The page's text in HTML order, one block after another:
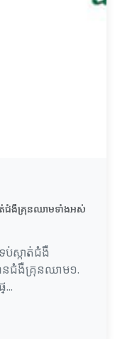
ត់ជំងឺគ្រុនឈាមទាំងអស់
ប់ស្កាត់ជំងឺ
ានជំងឺគ្រុនឈាម១.